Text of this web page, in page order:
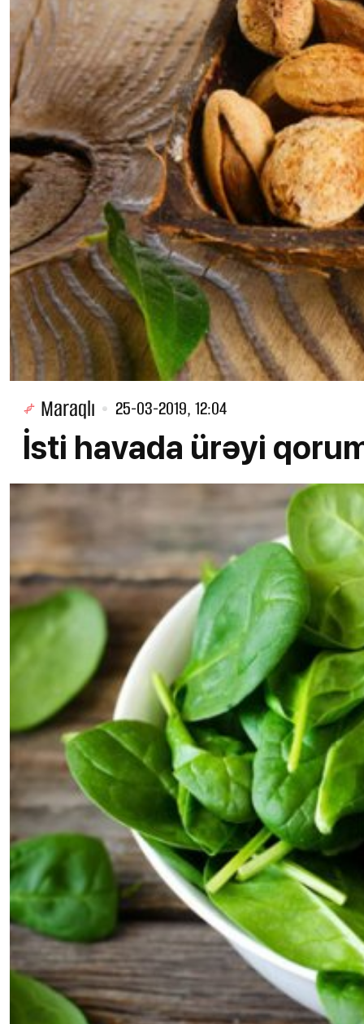
Maraqlı 25-03-2019, 12:04
İsti havada ürəyi